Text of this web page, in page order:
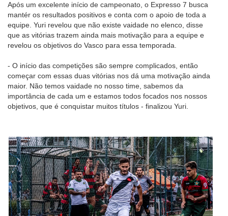
Após um excelente início de campeonato, o Expresso 7 busca
mantér os resultados positivos e conta com o apoio de toda a
equipe. Yuri revelou que não existe vaidade no elenco, disse
que as vitórias trazem ainda mais motivação para a equipe e
revelou os objetivos do Vasco para essa temporada.
- O início das competições são sempre complicados, então
começar com essas duas vitórias nos dá uma motivação ainda
maior. Não temos vaidade no nosso time, sabemos da
importância de cada um e estamos todos focados nos nossos
objetivos, que é conquistar muitos títulos - finalizou Yuri.